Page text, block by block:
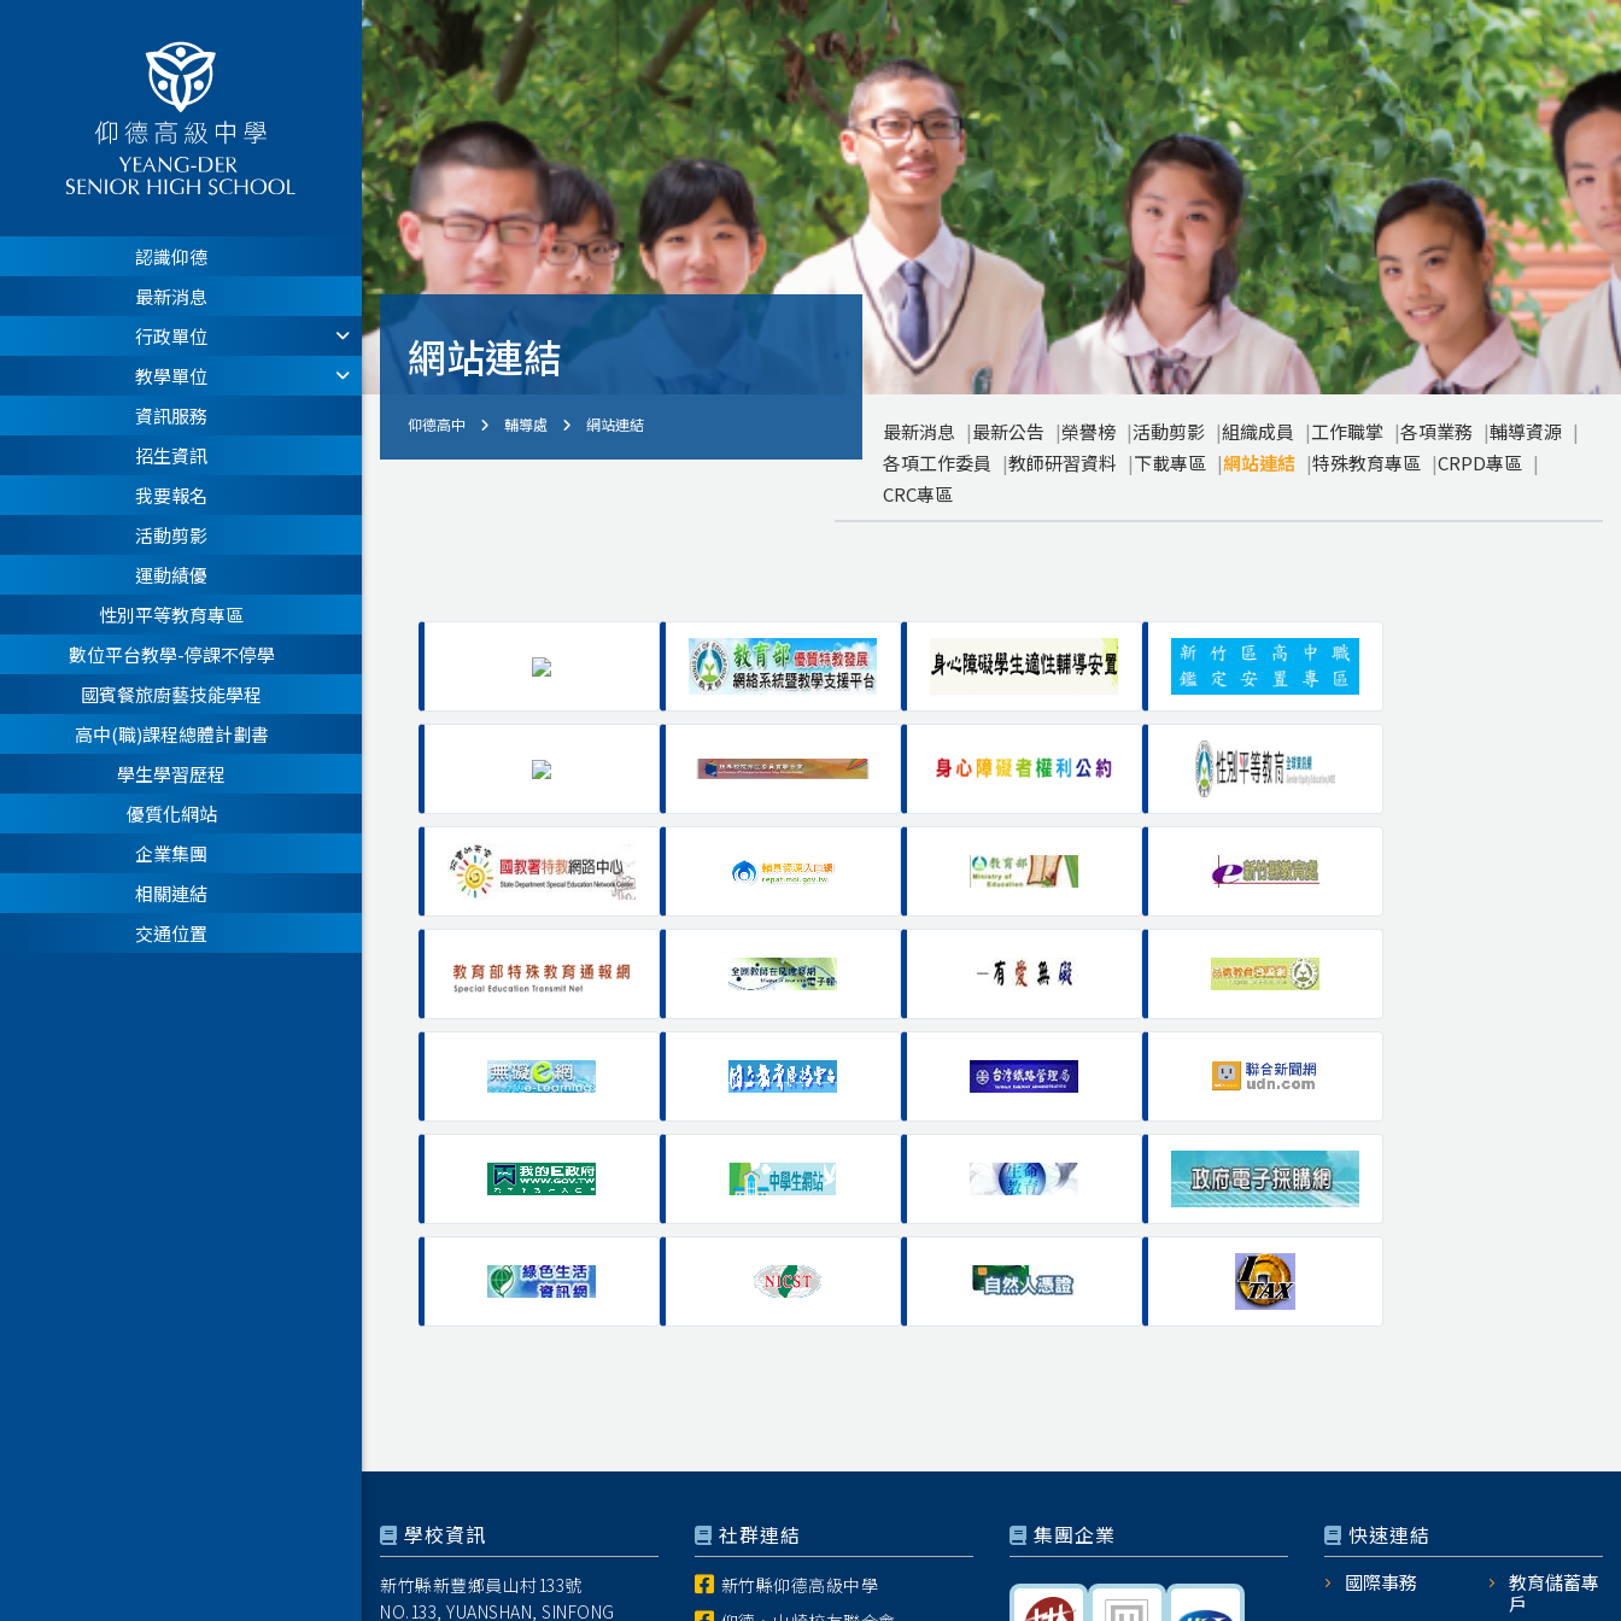
認識仰德
最新消息
行政單位
教學單位
資訊服務
招生資訊
我要報名
活動剪影
運動績優
性別平等教育專區
數位平台教學-停課不停學
國賓餐旅廚藝技能學程
高中(職)課程總體計劃書
學生學習歷程
優質化網站
企業集團
相關連結
交通位置
網站連結
仰德高中 輔導處 網站連結 最新消息 最新公告 榮譽榜 活動剪影 組織成員 工作職掌 各項業務
輔導資源
各項工作委員
教師研習資料 下載專區 網站連結 特殊教育專區
CRPD專區
CRC專區
學校資訊
新竹縣新豐鄉員山村133號
NO.133, YUANSHAN, SINFONG
社群連結
新竹縣仰德高級中學
集團企業 快速連結
國際事務
教育儲蓄專
戶